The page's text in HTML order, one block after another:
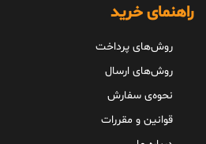
راهنمای خرید
روش‌های پرداخت
روش‌های ارسال
نحوه‌ی سفارش
قوانین و مقررات